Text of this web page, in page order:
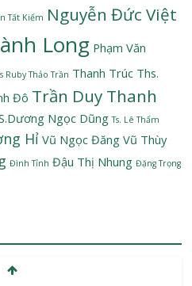
Tất Kiểm Nguyễn Đức Việt
Long Phạm Văn
Ruby Thảo Trần Thanh Trúc Ths.
Đô Trần Duy Thanh
Ngọc Dũng Ts. Lê Thẩm
Hỉ Vũ Ngọc Đăng Vũ Thùy
Đình Tỉnh Đậu Thị Nhung Đặng Trọng